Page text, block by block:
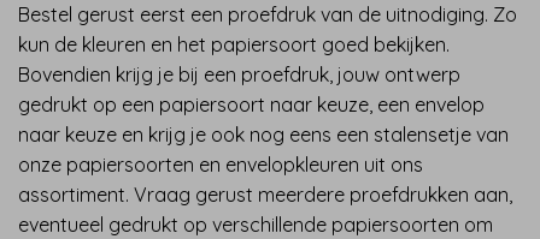
Bestel gerust eerst een proefdruk van de uitnodiging. Zo
kun de kleuren en het papiersoort goed bekijken.
Bovendien krijg je bij een proefdruk, jouw ontwerp
gedrukt op een papiersoort naar keuze, een envelop
naar keuze en krijg je ook nog eens een stalensetje van
onze papiersoorten en envelopkleuren uit ons
assortiment. Vraag gerust meerdere proefdrukken aan,
eventueel gedrukt op verschillende papiersoorten om